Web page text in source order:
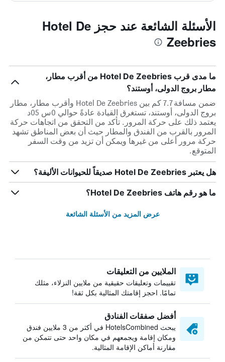
الأسئلة الشائعة عند حجز Hotel De
Zeebries
ما مدى قرب Hotel De Zeebries من أقرب مطار،
مطار بروج الدولى، أوستند؟
ضمن مسافة 7.7 كم بين Hotel De Zeebries وأقرب مطار، مطار
بروج الدولى، أوستند، تستغرق القيادة عادةً حوالي 0س 05د
يعتمد ذلك على حركة المرور. تأكد من التحقق من اتجاهات حركة
المرور بالقرب من الفندق والمطار حيث أن بعض المناطق تشهد
حركة مرور أعلى من غيرها ويمكن أن تزيد من وقت السفر
المتوقع.
هل يعتبر Hotel De Zeebries صديقاً للحيوانات الأليفة؟
ما هو رقم هاتف Hotel De Zeebries؟
عرض المزيد من الأسئلة الشائعة
الملايين من التعليقات
تقييمات وتعليقات حقيقية من ملايين النزلاء، مثلك
تمامًا. احجز إقامتك المثالية بكل ثقة!
أفضل صفقات الفنادق
يبحث HotelsCombined في أكثر من 3 ملايين فندق
ومكان إقامة ويجمعهم في مكان واحد حتى تتمكن من
مقارنة أماكن الإقامة المثالية.